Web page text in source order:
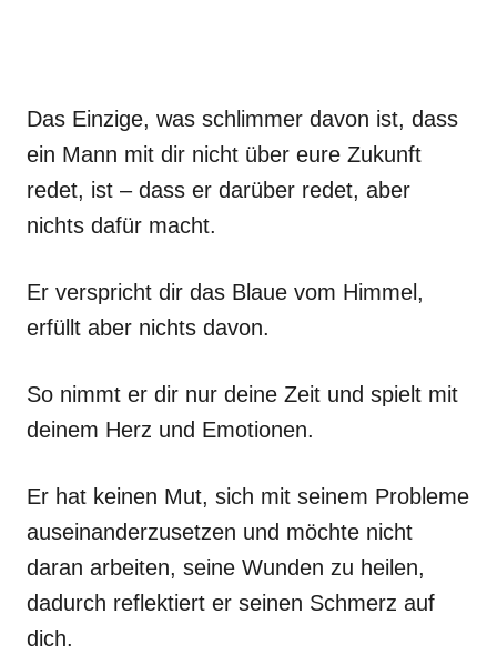
Das Einzige, was schlimmer davon ist, dass
ein Mann mit dir nicht über eure Zukunft
redet, ist – dass er darüber redet, aber
nichts dafür macht.
Er verspricht dir das Blaue vom Himmel,
erfüllt aber nichts davon.
So nimmt er dir nur deine Zeit und spielt mit
deinem Herz und Emotionen.
Er hat keinen Mut, sich mit seinem Probleme
auseinanderzusetzen und möchte nicht
daran arbeiten, seine Wunden zu heilen,
dadurch reflektiert er seinen Schmerz auf
dich.